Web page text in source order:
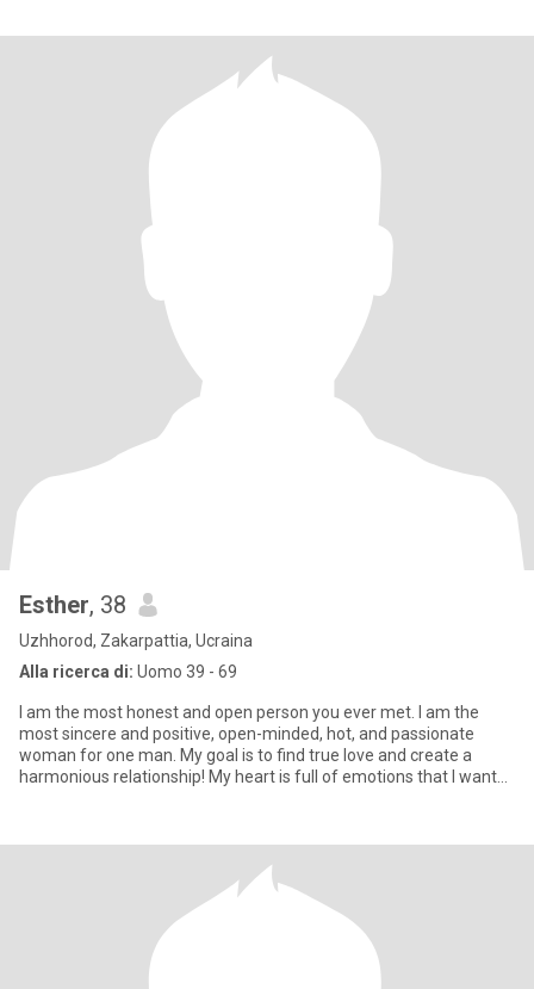
Esther, 38
Uzhhorod, Zakarpattia, Ucraina
Alla ricerca di: Uomo 39 - 69
I am the most honest and open person you ever met. I am the
most sincere and positive, open-minded, hot, and passionate
woman for one man. My goal is to find true love and create a
harmonious relationship! My heart is full of emotions that I want